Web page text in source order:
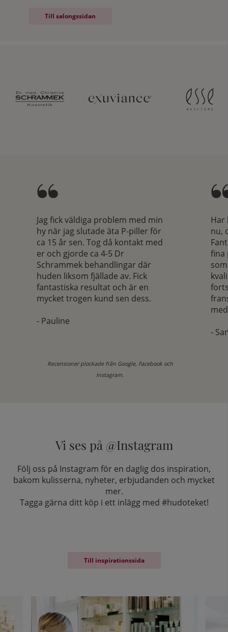
Navigering till salongsinformation
Till salongssidan
- Läs mer om Hudotekets salonger
Jag fick väldiga problem med min
hy när jag slutade äta P-piller för
ca 15 år sen. Tog då kontakt med
er och gjorde ca 4-5 Dr
Schrammek behandlingar där
huden liksom fjällade av. Fick
fantastiska resultat och är en
mycket trogen kund sen dess.
- Pauline
Har
nu,
fina
-
Recensioner plockade från Google, Facebook och
Instagram.
Vi ses på @Instagram
Följ oss på Instagram för en daglig dos inspiration,
bakom kulisserna, nyheter, erbjudanden och mycket
mer.
Tagga gärna ditt köp i ett inlägg med #hudoteket!
Till inspirationssida